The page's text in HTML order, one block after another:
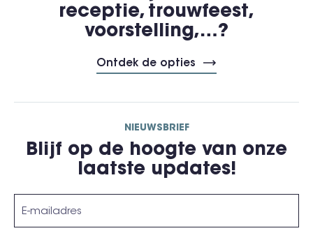
receptie, trouwfeest,
voorstelling,…?
Ontdek de opties
NIEUWSBRIEF
Blijf op de hoogte van onze
laatste updates!